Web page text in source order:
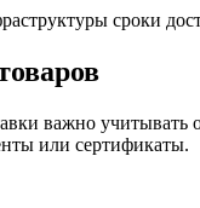
сроки
важно учитывать
или сертификаты.